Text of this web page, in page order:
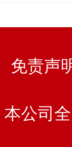
免责声
本公司